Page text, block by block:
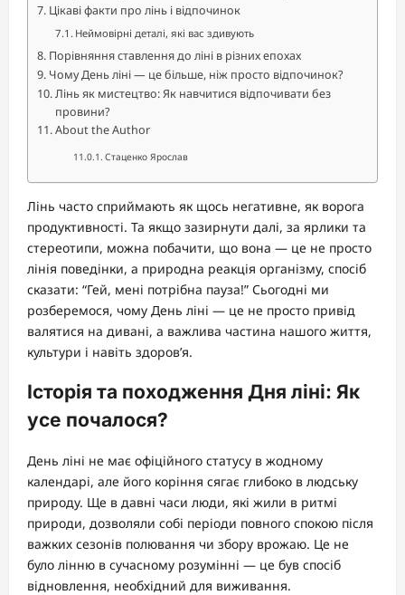
Цікаві факти про лінь і відпочинок
Неймовірні деталі, які вас здивують
Порівняння ставлення до ліні в різних епохах
Чому День ліні — це більше, ніж просто відпочинок?
Лінь як мистецтво: Як навчитися відпочивати без
провини?
About the Author
Стаценко Ярослав
Лінь часто сприймають як щось негативне, як ворога
продуктивності. Та якщо зазирнути далі, за ярлики та
стереотипи, можна побачити, що вона — це не просто
лінія поведінки, а природна реакція організму, спосіб
сказати: “Гей, мені потрібна пауза!” Сьогодні ми
розберемося, чому День ліні — це не просто привід
валятися на дивані, а важлива частина нашого життя,
культури і навіть здоров’я.
Історія та походження Дня ліні: Як
усе почалося?
День ліні не має офіційного статусу в жодному
календарі, але його коріння сягає глибоко в людську
природу. Ще в давні часи люди, які жили в ритмі
природи, дозволяли собі періоди повного спокою після
важких сезонів полювання чи збору врожаю. Це не
було лінню в сучасному розумінні — це був спосіб
відновлення, необхідний для виживання.